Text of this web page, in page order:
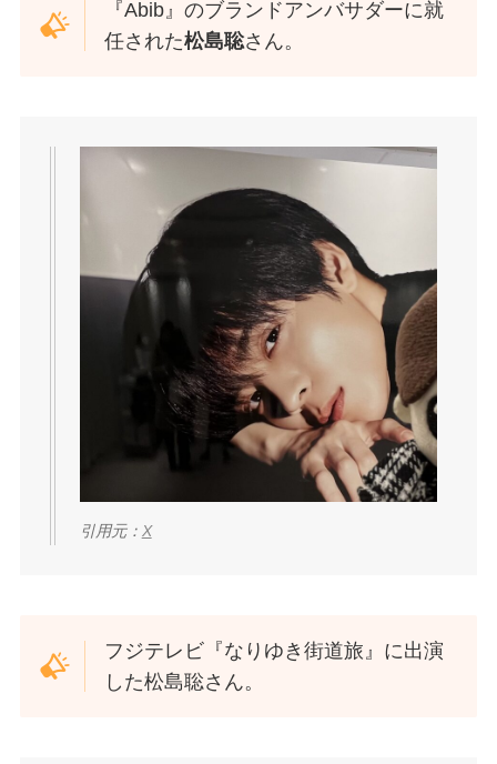
『Abib』のブランドアンバサダーに就
任された松島聡さん。
引用元： X
フジテレビ『なりゆき街道旅』に出演
した松島聡さん。